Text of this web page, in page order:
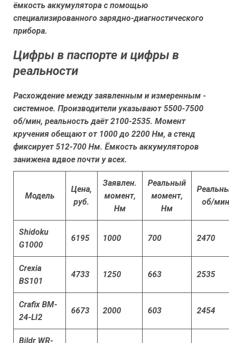
ёмкость аккумулятора с помощью
специализированного зарядно-диагностического
прибора.
Цифры в паспорте и цифры в
реальности
Расхождение между заявленным и измеренным -
системное. Производители указывают 5500-7500
об/мин, реальность даёт 2100-2535. Момент
кручения обещают от 1000 до 2200 Нм, а стенд
фиксирует 512-700 Нм. Ёмкость аккумуляторов
занижена вдвое почти у всех.
Модель
Цена,
руб.
Заявлен.
момент,
Нм
Реальный
момент,
Нм
об/мин
Shidoku
G1000
6195 1000 700 2470
Crexia
BS101
4733 1250 663 2535
Crafix BM-
24-LI2
6673 2000 603 2454
Bildr WR-